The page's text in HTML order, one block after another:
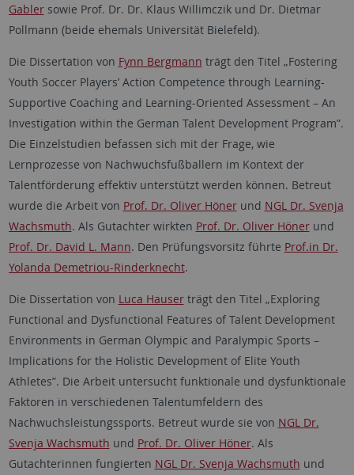
Gablersowie Prof. Dr. Dr. Klaus Willimczik und Dr. Dietmar
Pollmann (beide ehemals Universität Bielefeld).
Die Dissertation von Fynn Bergmann trägt den Titel „Fostering
Youth Soccer Players’ Action Competence through Learning-
Supportive Coaching and Learning-Oriented Assessment – An
Investigation within the German Talent Development Program”.
Die Einzelstudien befassen sich mit der Frage, wie
Lernprozesse von Nachwuchsfußballern im Kontext der
Talentförderung effektiv unterstützt werden können. Betreut
wurde die Arbeit von Prof. Dr. Oliver Hönerund NGL Dr. Svenja
Wachsmuth. Als Gutachter wirkten Prof. Dr. Oliver Hönerund
Prof. Dr. David L. Mann. Den Prüfungsvorsitz führte Prof.in Dr.
Yolanda Demetriou-Rinderknecht.
Die Dissertation von Luca Hauserträgt den Titel „Exploring
Functional and Dysfunctional Features of Talent Development
Environments in German Olympic and Paralympic Sports –
Implications for the Holistic Development of Elite Youth
Athletes”. Die Arbeit untersucht funktionale und dysfunktionale
Faktoren in verschiedenen Talentumfeldern des
Nachwuchsleistungssports. Betreut wurde sie von NGL Dr.
Svenja Wachsmuth und Prof. Dr. Oliver Höner. Als
Gutachterinnen fungierten NGL Dr. Svenja Wachsmuth und